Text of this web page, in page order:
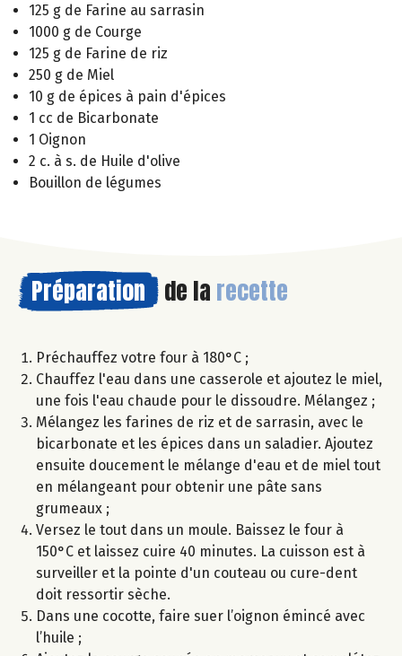
125 g de Farine au sarrasin
1000 g de Courge
125 g de Farine de riz
250 g de Miel
10 g de épices à pain d'épices
1 cc de Bicarbonate
1 Oignon
2 c. à s. de Huile d'olive
Bouillon de légumes
Préparation de la recette
Préchauffez votre four à 180°C ;
Chauffez l'eau dans une casserole et ajoutez le miel,
une fois l'eau chaude pour le dissoudre. Mélangez ;
Mélangez les farines de riz et de sarrasin, avec le
bicarbonate et les épices dans un saladier. Ajoutez
ensuite doucement le mélange d'eau et de miel tout
en mélangeant pour obtenir une pâte sans
grumeaux ;
Versez le tout dans un moule. Baissez le four à
150°C et laissez cuire 40 minutes. La cuisson est à
surveiller et la pointe d'un couteau ou cure-dent
doit ressortir sèche.
Dans une cocotte, faire suer l’oignon émincé avec
l’huile ;